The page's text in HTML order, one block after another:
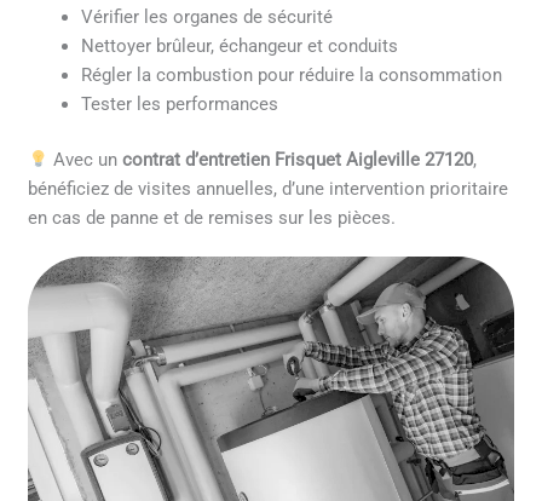
Vérifier les organes de sécurité
Nettoyer brûleur, échangeur et conduits
Régler la combustion pour réduire la consommation
Tester les performances
Avec un contrat d’entretien Frisquet Aigleville 27120,
bénéficiez de visites annuelles, d’une intervention prioritaire
en cas de panne et de remises sur les pièces.